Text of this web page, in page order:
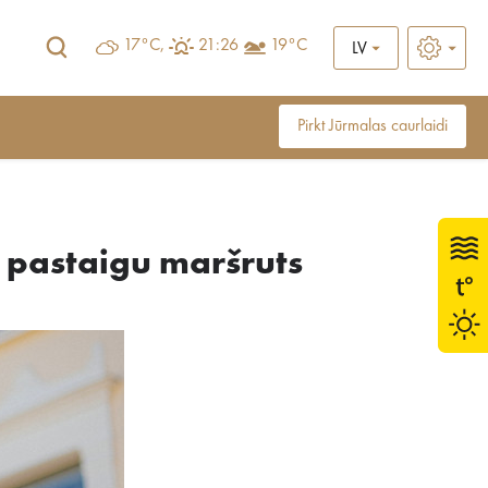
17°C, 21:26 19°C LV
Pirkt Jūrmalas caurlaidi
maršruts